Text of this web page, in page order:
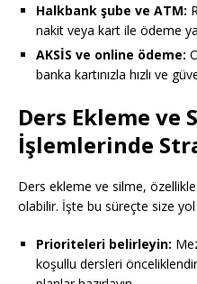
Halkbank şube ve ATM:
nakit veya kart ile ödeme
AKSİS ve online ödeme:
banka kartınızla hızlı ve
Ders Ekleme ve
İşlemlerinde
Ders ekleme ve silme, özellikle
olabilir. İşte bu süreçte size
Prioriteleri belirleyin:
koşullu dersleri